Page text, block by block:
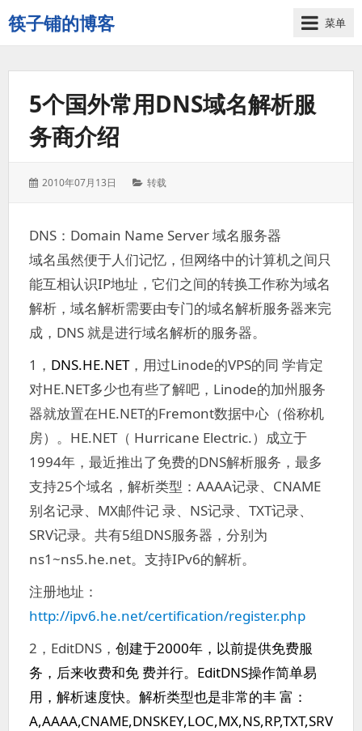
筷子铺的博客
记
录
菜单
5个国外常用DNS域名解析服
务商介绍
发
2010年07月13日
分
转载
DNS：Domain Name Server 域名服务器
域名虽然便于人们记忆，但网络中的计算机之间只
能互相认识IP地址，它们之间的转换工作称为域名
解析，域名解析需要由专门的域名解析服务器来完
成，DNS 就是进行域名解析的服务器。
1， DNS.HE.NET，用过Linode的VPS的同 学肯定
对HE.NET多少也有些了解吧，Linode的加州服务
器就放置在HE.NET的Fremont数据中心（俗称机
房）。HE.NET（ Hurricane Electric.）成立于
1994年，最近推出了免费的DNS解析服务，最多
支持25个域名，解析类型：AAAA记录、CNAME
别名记录、MX邮件记 录、NS记录、TXT记录、
SRV记录。共有5组DNS服务器，分别为
ns1~ns5.he.net。支持IPv6的解析。
注册地址：
http://ipv6.he.net/certification/register.php
2，EditDNS， 创建于2000年，以前提供免费服
务，后来收费和免 费并行。EditDNS操作简单易
用，解析速度快。解析类型也是非常的丰 富：
A,AAAA,CNAME,DNSKEY,LOC,MX,NS,RP,TXT,SRV